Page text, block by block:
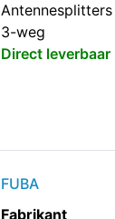
Antennesplitters
3-weg
Direct leverbaar
FUBA
Fabrikant